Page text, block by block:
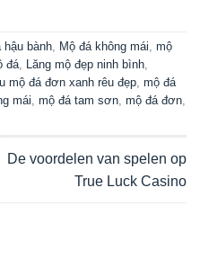
hậu bành, Mộ đá không mái, mộ
đá, Lăng mộ đẹp ninh bình,
mộ đá đơn xanh rêu đẹp, mộ đá
mái, mộ đá tam sơn, mộ đá đơn,
De voordelen van spelen op
True Luck Casino